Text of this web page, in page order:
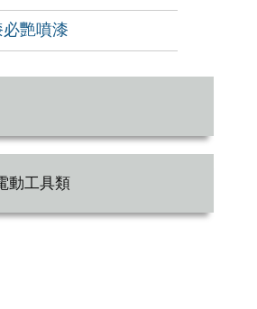
艷噴漆
動工具類